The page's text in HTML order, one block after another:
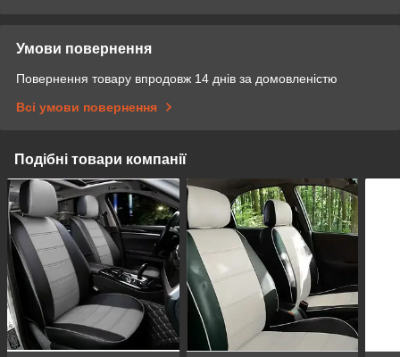
Умови повернення
Повернення товару впродовж 14 днів за домовленістю
Всі умови повернення
Подібні товари компанії